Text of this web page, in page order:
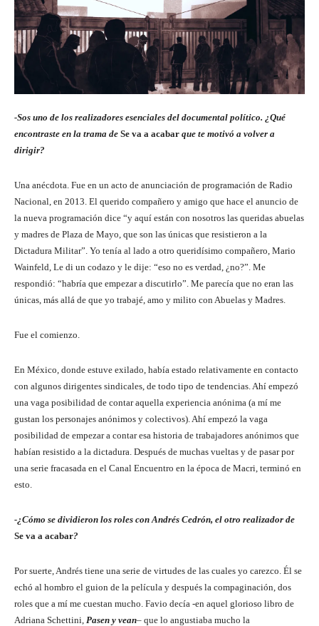
-Sos uno de los realizadores esenciales del documental político. ¿Qué
encontraste en la trama de Se va a acabar que te motivó a volver a
dirigir?
Una anécdota. Fue en un acto de anunciación de programación de Radio
Nacional, en 2013. El querido compañero y amigo que hace el anuncio de
la nueva programación dice “y aquí están con nosotros las queridas abuelas
y madres de Plaza de Mayo, que son las únicas que resistieron a la
Dictadura Militar”. Yo tenía al lado a otro queridísimo compañero, Mario
Wainfeld, Le di un codazo y le dije: “eso no es verdad, ¿no?”. Me
respondió: “habría que empezar a discutirlo”. Me parecía que no eran las
únicas, más allá de que yo trabajé, amo y milito con Abuelas y Madres.
Fue el comienzo.
En México, donde estuve exilado, había estado relativamente en contacto
con algunos dirigentes sindicales, de todo tipo de tendencias. Ahí empezó
una vaga posibilidad de contar aquella experiencia anónima (a mí me
gustan los personajes anónimos y colectivos). Ahí empezó la vaga
posibilidad de empezar a contar esa historia de trabajadores anónimos que
habían resistido a la dictadura. Después de muchas vueltas y de pasar por
una serie fracasada en el Canal Encuentro en la época de Macri, terminó en
esto.
-¿Cómo se dividieron los roles con Andrés Cedrón, el otro realizador de
Se va a acabar?
Por suerte, Andrés tiene una serie de virtudes de las cuales yo carezco. Él se
echó al hombro el guion de la película y después la compaginación, dos
roles que a mí me cuestan mucho. Favio decía -en aquel glorioso libro de
Adriana Schettini, Pasen y vean– que lo angustiaba mucho la